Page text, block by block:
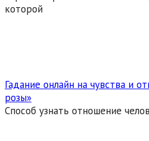
которой
Гадание онлайн на чувства и
розы»
Способ узнать отношение